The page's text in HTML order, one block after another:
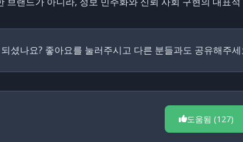
셨나요? 좋아요를 눌러주시고 다른 분들과도 공유해주세
도움됨 (127)